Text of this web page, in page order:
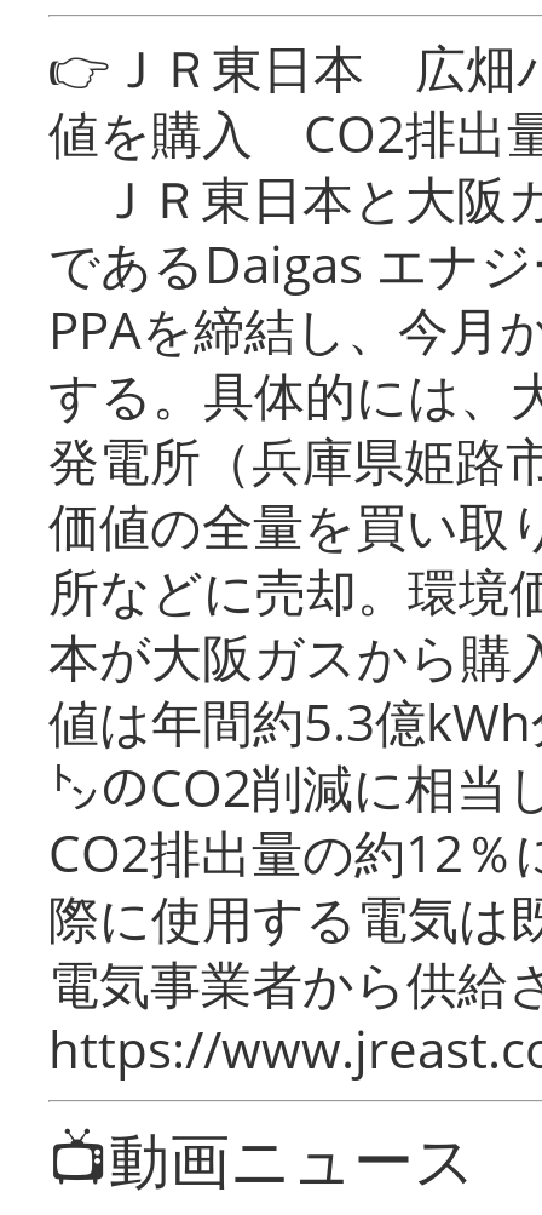
👉ＪＲ東日本 広畑
値を購入 CO2排出
ＪＲ東日本と大阪
であるDaigas エナ
PPAを締結し、今月
する。具体的には、
発電所（兵庫県姫路
価値の全量を買い取
所などに売却。環境
本が大阪ガスから購
値は年間約5.3億
㌧のCO2削減に相当
CO2排出量の約12％
際に使用する電気は
電気事業者から供給
https://
📺動画ニュース